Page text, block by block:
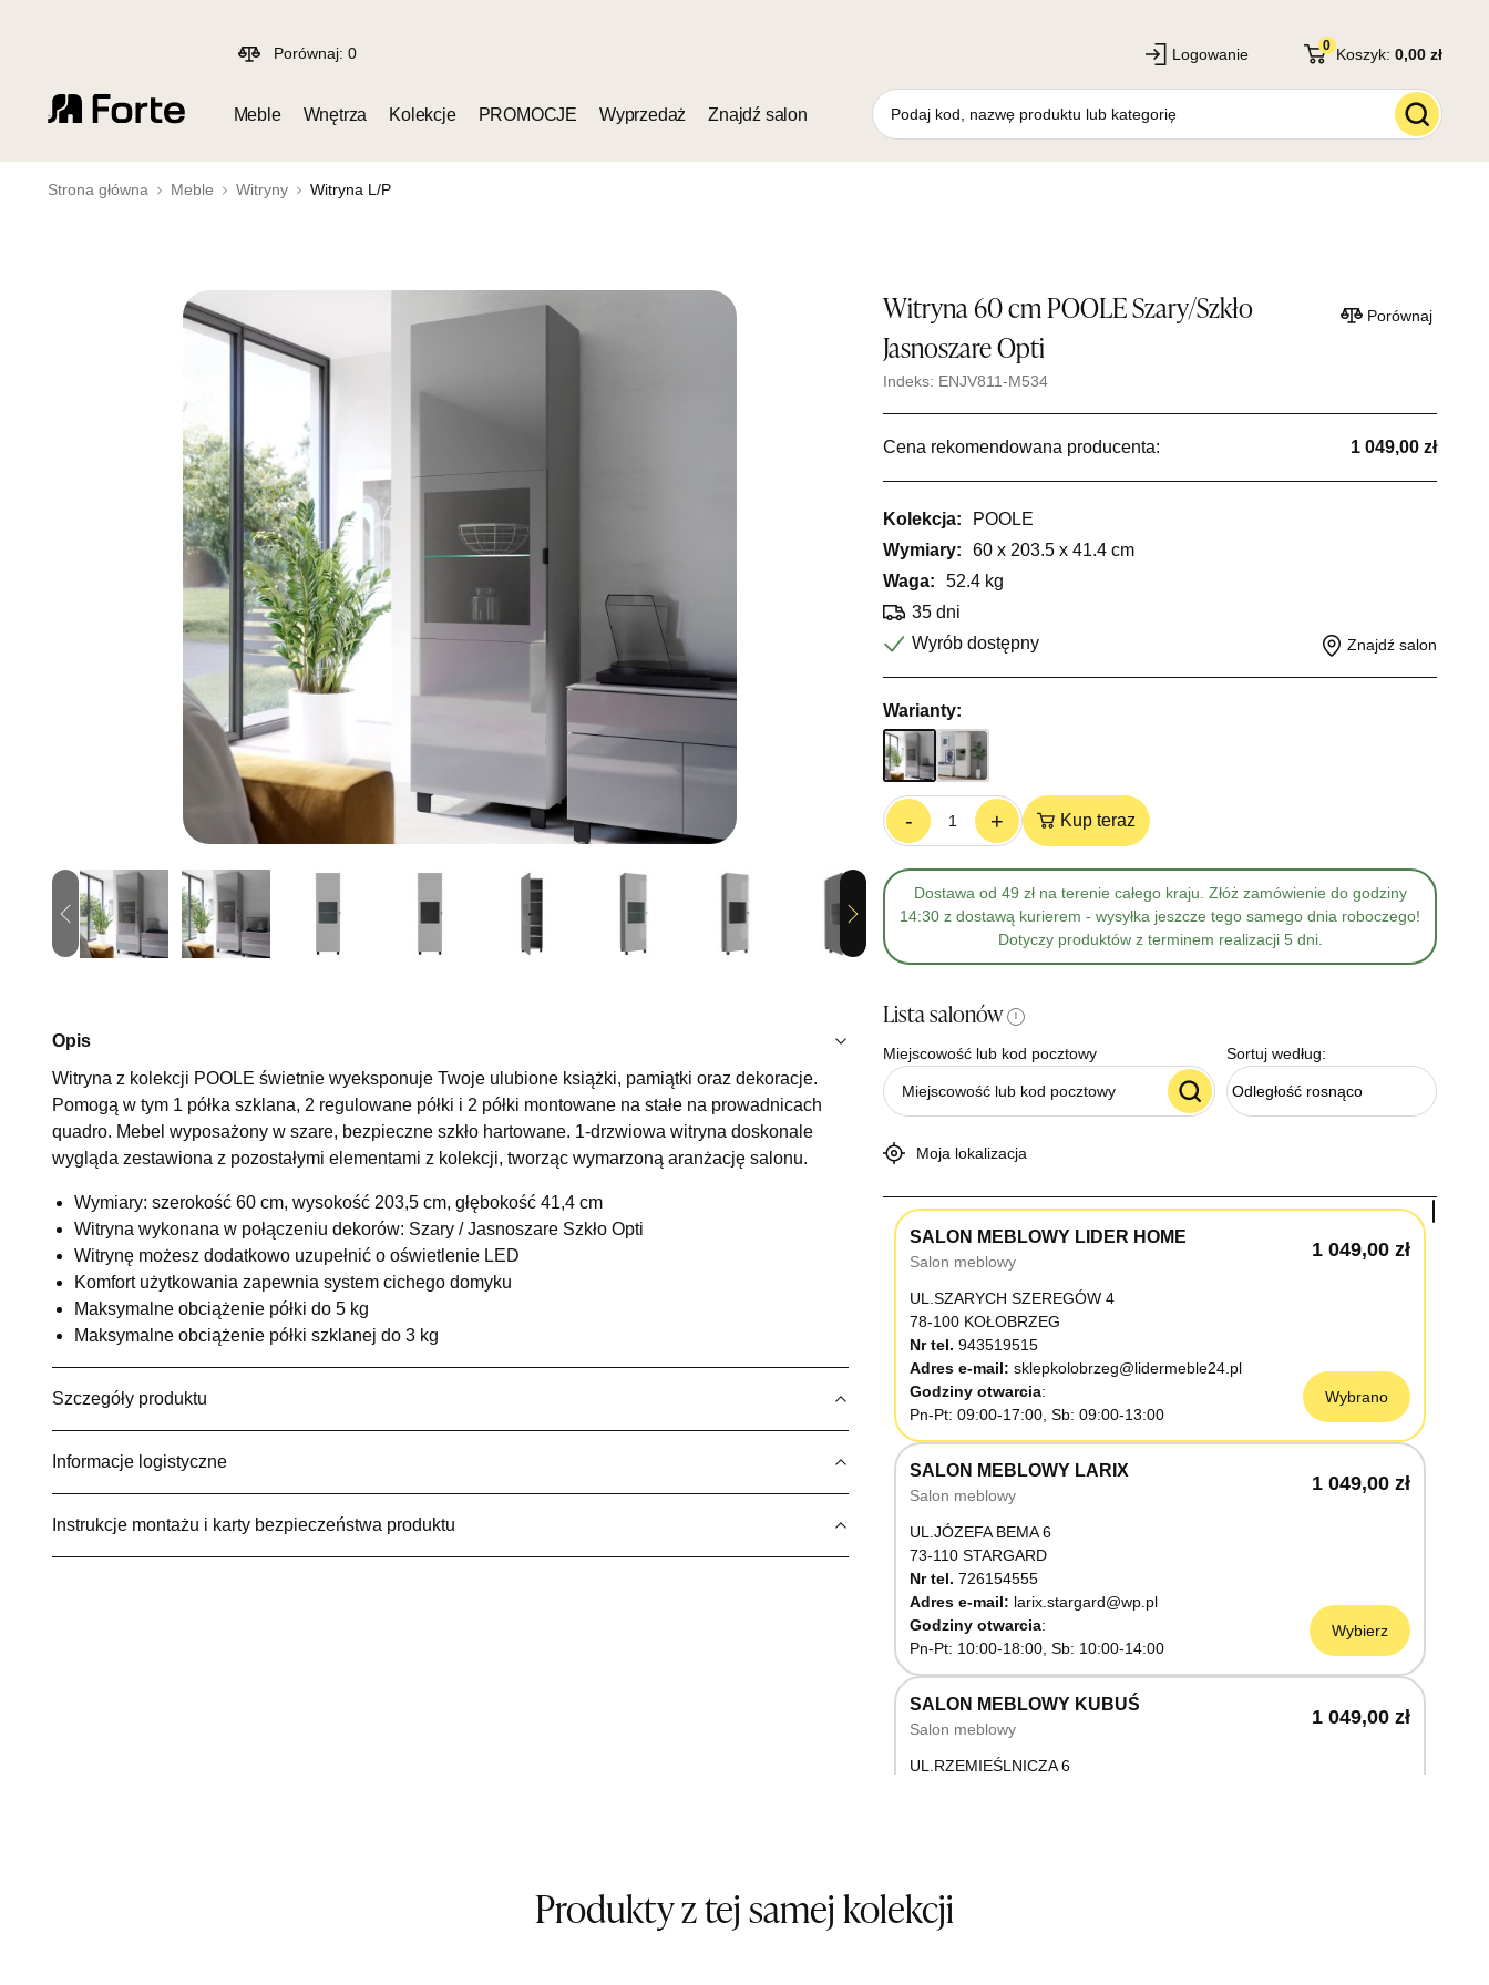
Porównaj: 0
Meble Wnętrza Kolekcje PROMOCJE Wyprzedaż Znajdź salon
Logowanie 0 Koszyk: 0,00 zł
Strona główna Meble Witryny Witryna L/P
Previous Next
Opis
Witryna z kolekcji POOLE świetnie wyeksponuje Twoje ulubione książki, pamiątki oraz dekoracje.
Pomogą w tym 1 półka szklana, 2 regulowane półki i 2 półki montowane na stałe na prowadnicach
quadro. Mebel wyposażony w szare, bezpieczne szkło hartowane. 1-drzwiowa witryna doskonale
wygląda zestawiona z pozostałymi elementami z kolekcji, tworząc wymarzoną aranżację salonu.
Wymiary: szerokość 60 cm, wysokość 203,5 cm, głębokość 41,4 cm
Witryna wykonana w połączeniu dekorów: Szary / Jasnoszare Szkło Opti
Witrynę możesz dodatkowo uzupełnić o oświetlenie LED
Komfort użytkowania zapewnia system cichego domyku
Maksymalne obciążenie półki do 5 kg
Maksymalne obciążenie półki szklanej do 3 kg
Szczegóły produktu
Informacje logistyczne
Instrukcje montażu i karty bezpieczeństwa produktu
Witryna 60 cm POOLE Szary/Szkło
Jasnoszare Opti
Indeks: ENJV811-M534
Porównaj
Cena rekomendowana producenta: 1 049,00 zł
Kolekcja:
POOLE
Wymiary:
60 x 203.5 x 41.4 cm
Waga:
52.4 kg
35 dni
Wyrób dostępny
Znajdź salon
Warianty:
- + Kup teraz
Dostawa od 49 zł na terenie całego kraju. Złóż zamówienie do godziny
14:30 z dostawą kurierem - wysyłka jeszcze tego samego dnia roboczego!
Dotyczy produktów z terminem realizacji 5 dni.
Lista salonów i
Miejscowość lub kod pocztowy
Moja lokalizacja
Sortuj według:
Odległość rosnąco
SALON MEBLOWY LIDER HOME
Salon meblowy
UL.SZARYCH SZEREGÓW 4
78-100 KOŁOBRZEG
Nr tel. 943519515
Adres e-mail: sklepkolobrzeg@lidermeble24.pl
Godziny otwarcia
Pn-Pt: 09:00-17:00, Sb: 09:00-13:00
1 049,00 zł
Wybrano
SALON MEBLOWY LARIX
Salon meblowy
UL.JÓZEFA BEMA 6
73-110 STARGARD
Nr tel. 726154555
Adres e-mail: larix.stargard@wp.pl
Godziny otwarcia
Pn-Pt: 10:00-18:00, Sb: 10:00-14:00
1 049,00 zł
Wybierz
SALON MEBLOWY KUBUŚ
Salon meblowy
UL.RZEMIEŚLNICZA 6
1 049,00 zł
SALON MEBLOWY M JAK MEBLE
Produkty z tej samej kolekcji